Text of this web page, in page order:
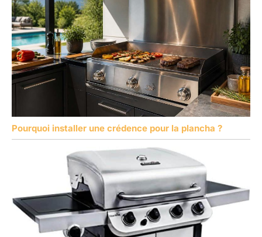
Pourquoi installer une crédence pour la plancha ?